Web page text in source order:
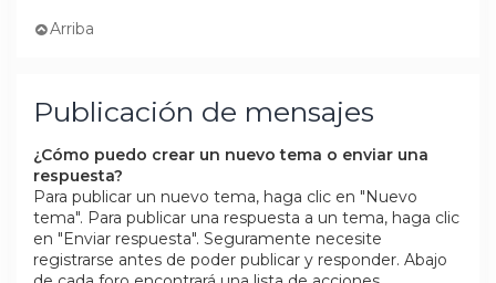
Arriba
Publicación de mensajes
¿Cómo puedo crear un nuevo tema o enviar una
respuesta?
Para publicar un nuevo tema, haga clic en "Nuevo
tema". Para publicar una respuesta a un tema, haga clic
en "Enviar respuesta". Seguramente necesite
registrarse antes de poder publicar y responder. Abajo